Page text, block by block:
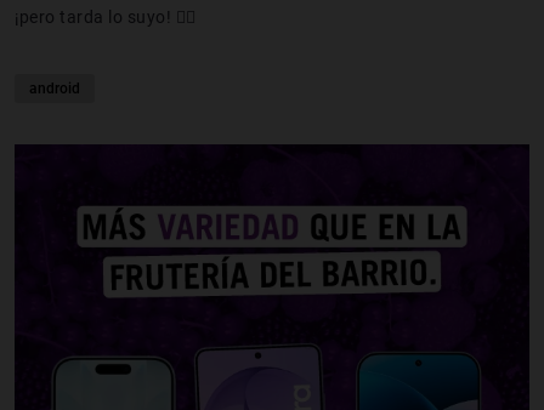
¡pero tarda lo suyo! 💇‍♀️
android